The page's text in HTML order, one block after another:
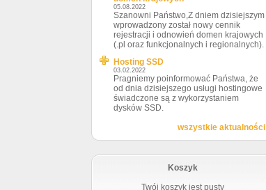
05.08.2022
Szanowni Państwo,Z dniem dzisiejszym
wprowadzony został nowy cennik
rejestracji i odnowień domen krajowych
(.pl oraz funkcjonalnych i regionalnych).
Hosting SSD
03.02.2022
Pragniemy poinformować Państwa, że
od dnia dzisiejszego usługi hostingowe
świadczone są z wykorzystaniem
dysków SSD.
wszystkie aktualności
Koszyk
Twój koszyk jest pusty